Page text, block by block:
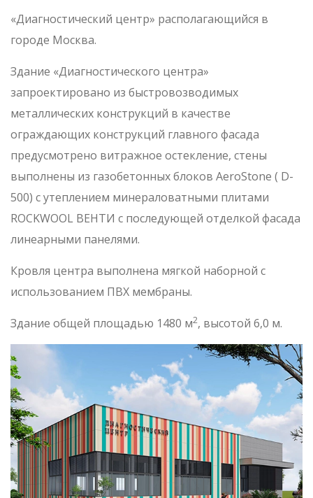
«Диагностический центр» располагающийся в
городе Москва.
Здание «Диагностического центра»
запроектировано из быстровозводимых
металлических конструкций в качестве
ограждающих конструкций главного фасада
предусмотрено витражное остекление, стены
выполнены из газобетонных блоков AeroStone ( D-
500) с утеплением минераловатными плитами
ROCKWOOL ВЕНТИ с последующей отделкой фасада
линеарными панелями.
Кровля центра выполнена мягкой наборной с
использованием ПВХ мембраны.
Здание общей площадью 1480 м2, высотой 6,0 м.